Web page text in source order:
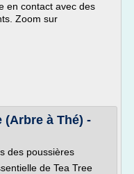
en contact avec des
Zoom sur
(Arbre à Thé) -
poussières
de Tea Tree